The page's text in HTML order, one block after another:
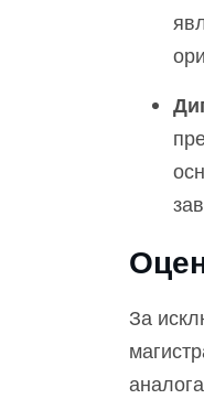
За